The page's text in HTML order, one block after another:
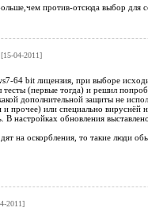
против-отсюда выбор для
04-2011]
64 bit лицензия, при выборе
(первые тогда) и решил
дополнительной защиты не
прочее) или специально
В настройках обновления
на оскорбления, то такие люди
2011]